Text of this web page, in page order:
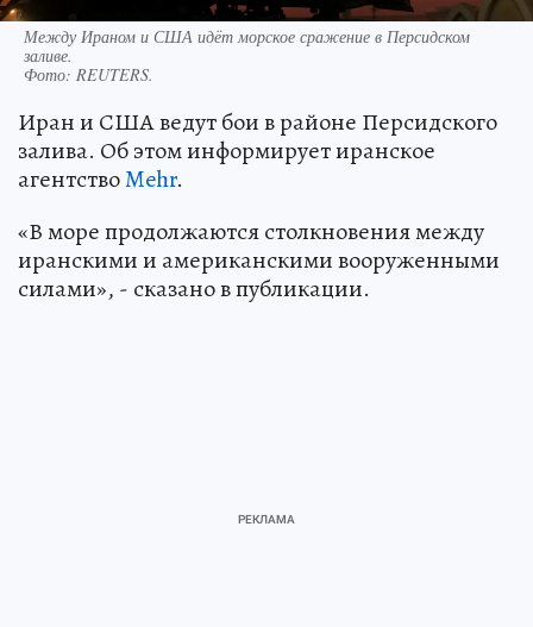
Между Ираном и США идёт морское сражение в Персидском
заливе.
Фото: REUTERS.
Иран и США ведут бои в районе Персидского
залива. Об этом информирует иранское
агентствоMehr.
«В море продолжаются столкновения между
иранскими и американскими вооруженными
силами», - сказано в публикации.